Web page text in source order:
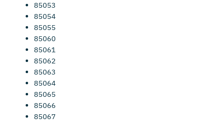
85053
85054
85055
85060
85061
85062
85063
85064
85065
85066
85067